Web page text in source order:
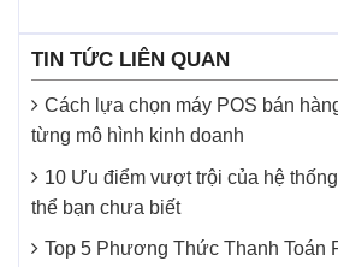
TIN TỨC LIÊN QUAN
Cách lựa chọn máy POS bán
từng mô hình kinh doanh
10 Ưu điểm vượt trội của hệ
thể bạn chưa biết
Top 5 Phương Thức Thanh Toán